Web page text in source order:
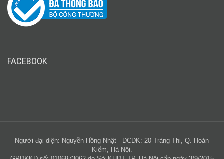
FACEBOOK
Người đại diện: Nguyễn Hồng Nhật - ĐCĐK: 20 Tràng Thi, Q. Hoàn
Kiếm, Hà Nội.